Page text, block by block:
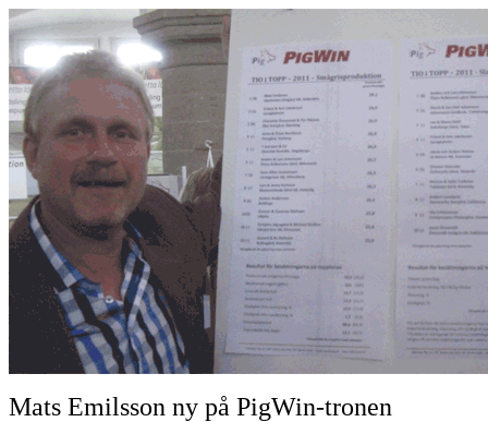
Mats Emilsson ny på PigWin-tronen